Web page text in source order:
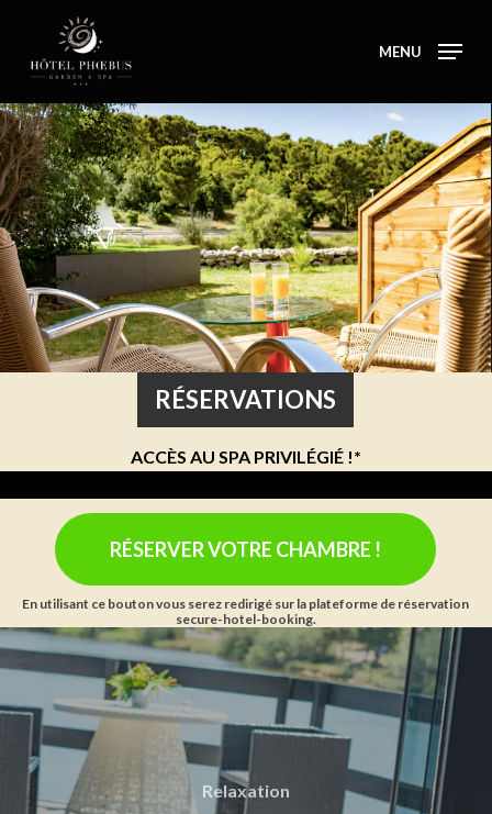
content
MENU
RÉSERVATIONS
ACCÈS AU SPA PRIVILÉGIÉ !*
RÉSERVER VOTRE CHAMBRE !
En utilisant ce bouton vous serez redirigé sur la plateforme de réservation
secure-hotel-booking.
Relaxation